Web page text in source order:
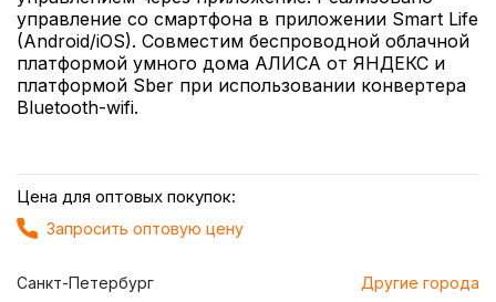
управление со смартфона в приложении Smart Life
(Android/iOS). Совместим беспроводной облачной
платформой умного дома АЛИСА от ЯНДЕКС и
платформой Sber при использовании конвертера
Bluetooth-wifi.
Цена для оптовых покупок:
Запросить оптовую цену
Санкт-Петербург
Другие города